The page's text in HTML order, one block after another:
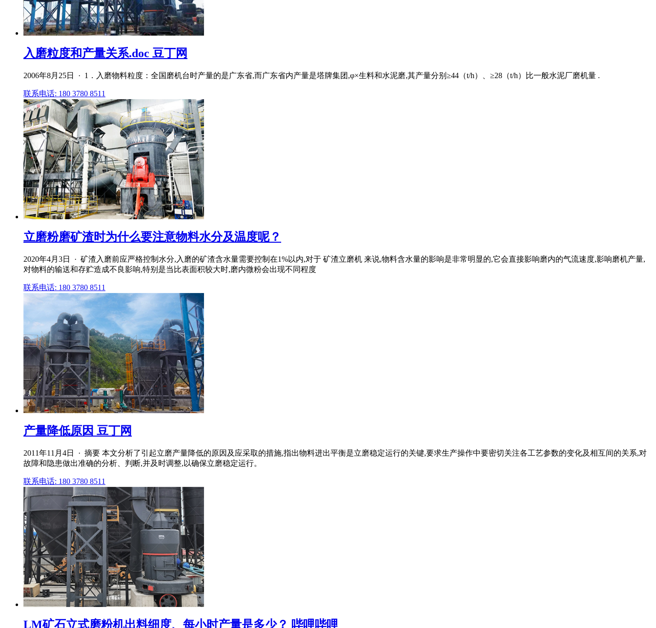
入磨粒度和产量关系.doc 豆丁网
2006年8月25日 · 1．入磨物料粒度：全国磨机台时产量的是广东省,而广东省内产量是塔牌集团,φ×生料和水泥磨,其产量分别≥44（t/h）、≥28（t/h）比一般水泥厂磨机量 .
联系电话: 180 3780 8511
立磨粉磨矿渣时为什么要注意物料水分及温度呢？
2020年4月3日 · 矿渣入磨前应严格控制水分,入磨的矿渣含水量需要控制在1%以内,对于 矿渣立磨机 来说,物料含水量的影响是非常明显的,它会直接影响磨内的气流速度,影响磨机产量,
对物料的输送和存贮造成不良影响,特别是当比表面积较大时,磨内微粉会出现不同程度
联系电话: 180 3780 8511
产量降低原因 豆丁网
2011年11月4日 · 摘要 本文分析了引起立磨产量降低的原因及应采取的措施,指出物料进出平衡是立磨稳定运行的关键,要求生产操作中要密切关注各工艺参数的变化及相互间的关系,对
故障和隐患做出准确的分析、判断,并及时调整,以确保立磨稳定运行。
联系电话: 180 3780 8511
LM矿石立式磨粉机出料细度、每小时产量是多少？ 哔哩哔哩